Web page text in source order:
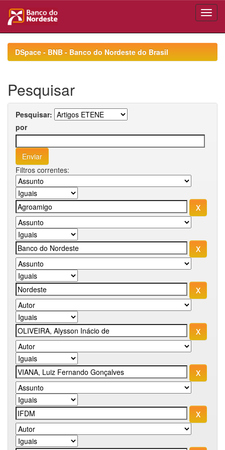
navigationDSpace - BNB - Banco do Nordeste do Brasil
Pesquisar
Pesquisar:
por
Filtros correntes: